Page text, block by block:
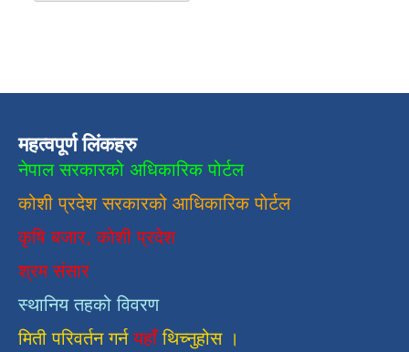
महत्वपूर्ण लिंकहरु
नेपाल सरकारको अधिकारिक पोर्टल
कोशी प्रदेश सरकारको आधिकारिकपाेर्टल
कृषि बजार, कोशी प्रदेश
श्रम संसार
स्थानिय तहको विवरण
मिती परिवर्तन गर्न यहाँ थिच्नुहोस ।